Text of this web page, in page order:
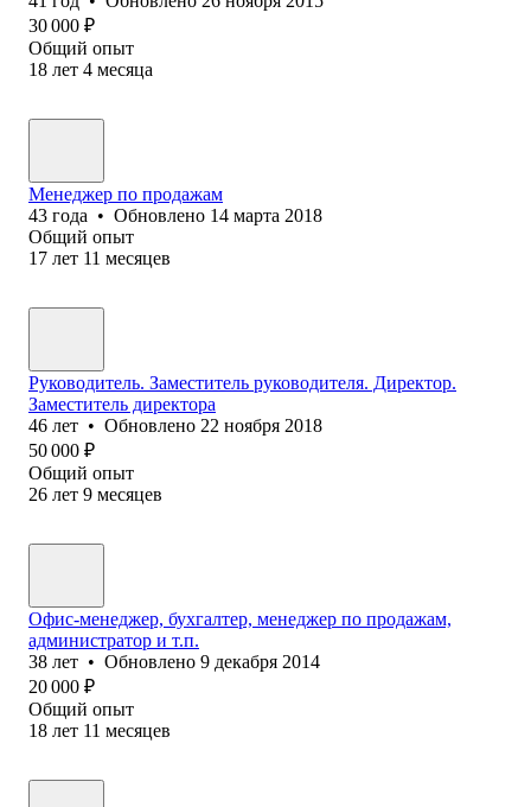
30 000 ₽
Общий опыт
18 лет 4 месяца
Менеджер по продажам
43 года • Обновлено 14 марта 2018
Общий опыт
17 лет 11 месяцев
Руководитель. Заместитель руководителя. Директор.
Заместитель директора
46 лет • Обновлено 22 ноября 2018
50 000 ₽
Общий опыт
26 лет 9 месяцев
Офис-менеджер, бухгалтер, менеджер по продажам,
администратор и т.п.
38 лет • Обновлено 9 декабря 2014
20 000 ₽
Общий опыт
18 лет 11 месяцев